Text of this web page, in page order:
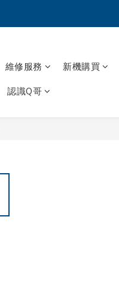
維修服務 新機購買
認識Q哥